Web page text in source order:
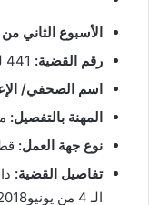
الأسبوع الثاني من الشهر (8 –
رقم القضية: 441 لسنة 2018 حصر أمن دولة.
اسم الصحفي/
المهنة بالتفصيل:
نوع جهة العمل:
تفاصيل القضية: